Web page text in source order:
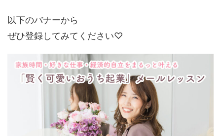
以下のバナーから
ぜひ登録してみてください♡